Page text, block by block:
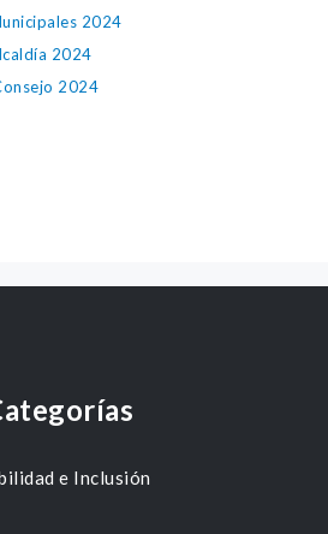
2024
2024
2024
e Inclusión